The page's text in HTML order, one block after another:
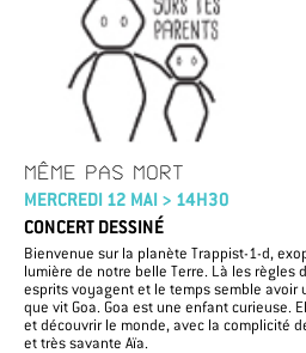
MÊME PAS MORT
MERCREDI 12 MAI > 14H30
CONCERT DESSINÉ
Bienvenue sur la planète Trappist-1-d,
lumière de notre belle Terre. Là les règles
esprits voyagent et le temps semble avoir
que vit Goa. Goa est une enfant curieuse.
et découvrir le monde, avec la complicité
et très savante Aïa.